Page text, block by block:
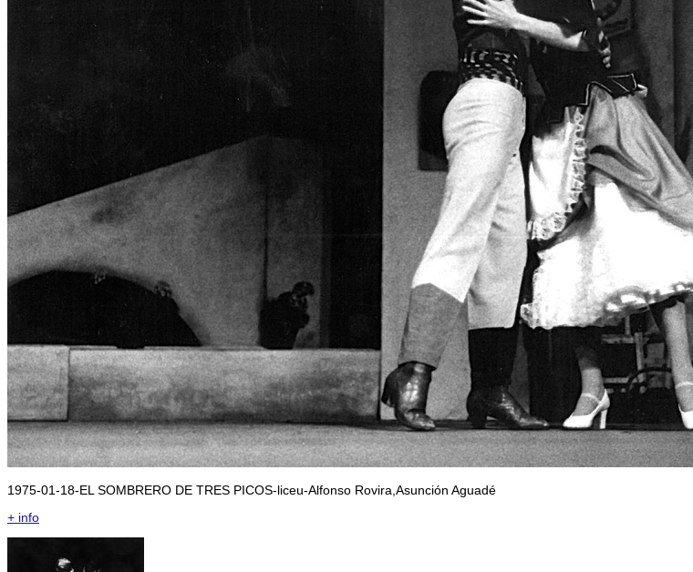
1975-01-18-EL SOMBRERO DE TRES PICOS-liceu-Alfonso Rovira,Asunción Aguadé
+ info